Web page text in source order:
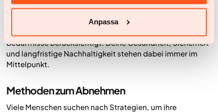
Anpassa
Fasten kann mit Yazens medizinischer Behandlung
kombiniert werden, wenn es sicher und strukturiert erfolgt
Bedürfnisse berücksichtigt. Deine Gesundheit, Sicherheit
und langfristige Nachhaltigkeit stehen dabei immer im
Mittelpunkt.
Methoden zum Abnehmen
Viele Menschen suchen nach Strategien, um ihre